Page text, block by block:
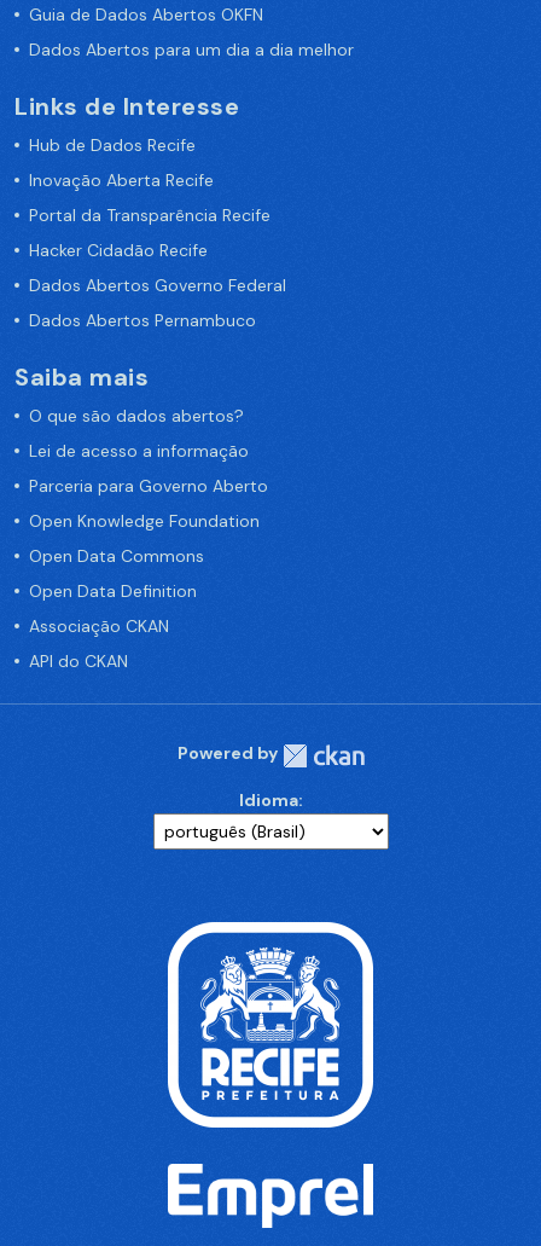
Guia de Dados Abertos OKFN
Dados Abertos para um dia a dia melhor
Links de Interesse
Hub de Dados Recife
Inovação Aberta Recife
Portal da Transparência Recife
Hacker Cidadão Recife
Dados Abertos Governo Federal
Dados Abertos Pernambuco
Saiba mais
O que são dados abertos?
Lei de acesso a informação
Parceria para Governo Aberto
Open Knowledge Foundation
Open Data Commons
Open Data Definition
Associação CKAN
API do CKAN
Powered by
Idioma